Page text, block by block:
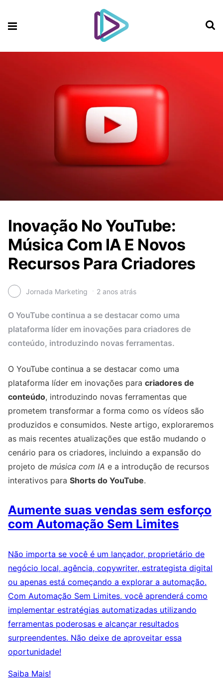
Inovação No YouTube:
Música Com IA E Novos
Recursos Para Criadores
Jornada Marketing 2 anos atrás
O YouTube continua a se destacar como uma
plataforma líder em inovações para criadores de
conteúdo, introduzindo novas ferramentas.
O YouTube continua a se destacar como uma
plataforma líder em inovações para criadores de
conteúdo, introduzindo novas ferramentas que
prometem transformar a forma como os vídeos são
produzidos e consumidos. Neste artigo, exploraremos
as mais recentes atualizações que estão mudando o
cenário para os criadores, incluindo a expansão do
projeto de música com IA e a introdução de recursos
interativos para Shorts do YouTube.
Aumente suas vendas sem esforço
com Automação Sem Limites
Não importa se você é um lançador, proprietário de
negócio local, agência, copywriter, estrategista digital
ou apenas está começando a explorar a automação.
Com Automação Sem Limites, você aprenderá como
implementar estratégias automatizadas utilizando
ferramentas poderosas e alcançar resultados
surpreendentes. Não deixe de aproveitar essa
oportunidade!
Saiba Mais!